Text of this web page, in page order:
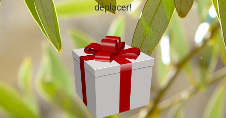
déplacer!